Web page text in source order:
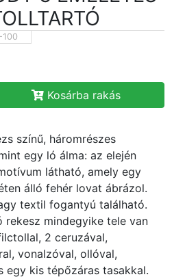
Kosárba rakás
színű, háromrészes
egy ló álma: az elején
látható, amely egy
álló fehér lovat ábrázol.
textil fogantyú található.
rekesz mindegyike tele van
2 ceruzával,
vonalzóval, ollóval,
egy kis tépőzáras tasakkal.